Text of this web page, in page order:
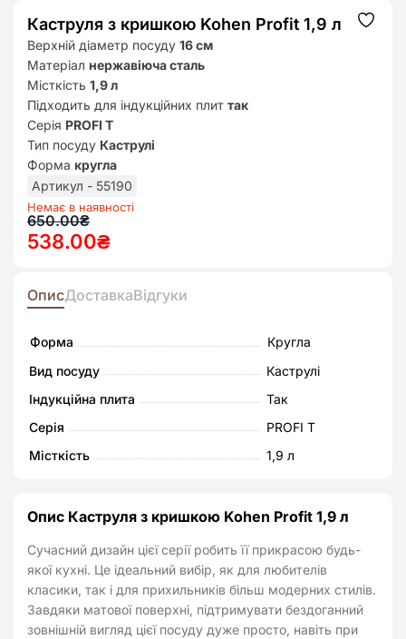
Каструля з кришкою Kohen Profit 1,9 л
Верхній діаметр посуду 16 см
Матеріал нержавіюча сталь
Місткість 1,9 л
Підходить для індукційних плит так
Серія PROFI T
Тип посуду Каструлі
Форма кругла
Артикул - 55190
Немає в наявності
650.00₴
Оригінальна
ціна:
538.00₴
Поточна
ціна:
ОписДоставкаВідгуки
Форма
Кругла
Вид посуду
Каструлі
Індукційна плита
Так
Серія
PROFI T
Місткість
1,9 л
Опис Каструля з кришкою Kohen Profit 1,9 л
Сучасний дизайн цієї серії робить її прикрасою будь-
якої кухні. Це ідеальний вибір, як для любителів
класики, так і для прихильників більш модерних стилів.
Завдяки матової поверхні, підтримувати бездоганний
зовнішній вигляд цієї посуду дуже просто, навіть при